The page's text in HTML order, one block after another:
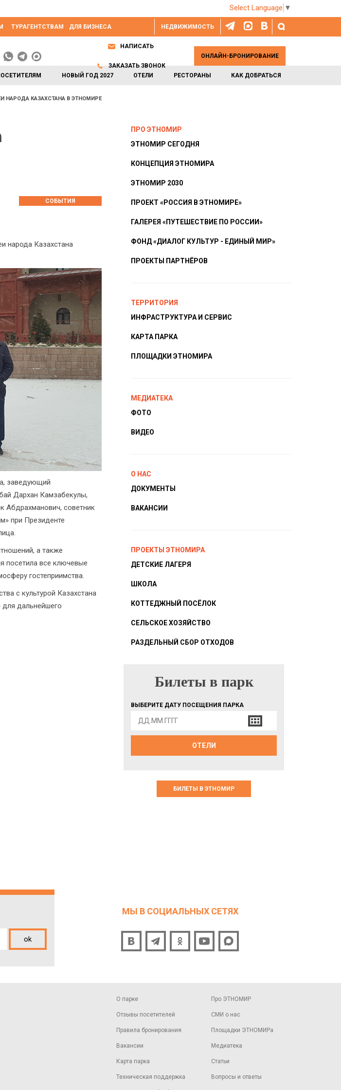
Select Language ▼
НЕДВИЖИМОСТЬ
ТУРАГЕНТСТВАМ ДЛЯ БИЗНЕСА
НОВЫЙ ГОД 2027 ОТЕЛИ РЕСТОРАНЫ КАК ДОБРАТЬСЯ
НАПИСАТЬ
ЗАКАЗАТЬ ЗВОНОК
ОНЛАЙН-БРОНИРОВАНИЕ
НАРОДА КАЗАХСТАНА В ЭТНОМИРЕ
СОБЫТИЯ
народа Казахстана
заведующий
Дархан Камзабекулы,
Абдрахманович, советник
при Президенте
а также
посетила все ключевые
гостеприимства.
с культурой Казахстана
для дальнейшего
ПРО ЭТНОМИР
ЭТНОМИР СЕГОДНЯ
КОНЦЕПЦИЯ ЭТНОМИРА
ЭТНОМИР 2030
ПРОЕКТ «РОССИЯ В ЭТНОМИРЕ»
ГАЛЕРЕЯ «ПУТЕШЕСТВИЕ ПО РОССИИ»
ФОНД «ДИАЛОГ КУЛЬТУР - ЕДИНЫЙ МИР»
ПРОЕКТЫ ПАРТНЁРОВ
ТЕРРИТОРИЯ
ИНФРАСТРУКТУРА И СЕРВИС
КАРТА ПАРКА
ПЛОЩАДКИ ЭТНОМИРА
МЕДИАТЕКА
ФОТО
ВИДЕО
О НАС
ДОКУМЕНТЫ
ВАКАНСИИ
ПРОЕКТЫ ЭТНОМИРА
ДЕТСКИЕ ЛАГЕРЯ
ШКОЛА
КОТТЕДЖНЫЙ ПОСЁЛОК
СЕЛЬСКОЕ ХОЗЯЙСТВО
РАЗДЕЛЬНЫЙ СБОР ОТХОДОВ
БИЛЕТЫ В ПАРК
Билеты в парк
ВЫБЕРИТЕ ДАТУ ПОСЕЩЕНИЯ ПАРКА
ОТЕЛИ
БИЛЕТЫ В ЭТНОМИР
ok
МЫ В СОЦИАЛЬНЫХ СЕТЯХ
О парке
Отзывы посетителей
Правила бронирования
Вакансии
Карта парка
Техническая поддержка
Про ЭТНОМИР
СМИ о нас
Площадки ЭТНОМИРа
Медиатека
Статьи
Вопросы и ответы